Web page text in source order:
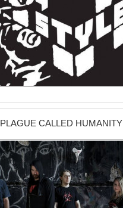
PLAGUE CALLED HUMANITY